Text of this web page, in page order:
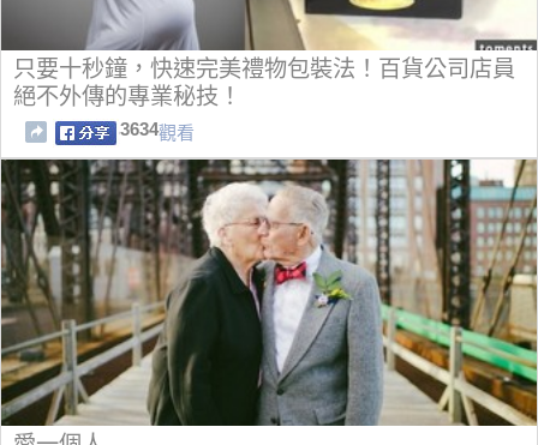
只要十秒鐘，快速完美禮物包裝法！百貨公司店員
絕不外傳的專業秘技！
3634觀看